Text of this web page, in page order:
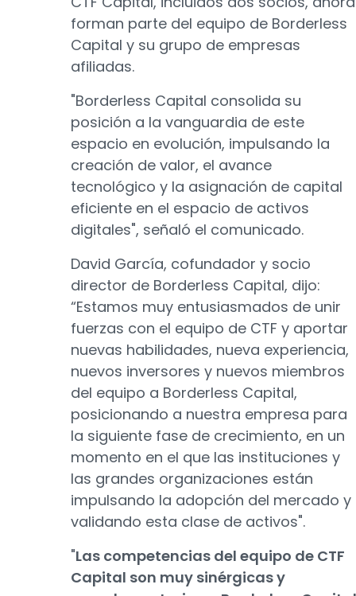
forman parte del equipo de Borderless
Capital y su grupo de empresas
afiliadas.
"Borderless Capital consolida su
posición a la vanguardia de este
espacio en evolución, impulsando la
creación de valor, el avance
tecnológico y la asignación de capital
eficiente en el espacio de activos
digitales", señaló el comunicado.
David García, cofundador y socio
director de Borderless Capital, dijo:
“Estamos muy entusiasmados de unir
fuerzas con el equipo de CTF y aportar
nuevas habilidades, nueva experiencia,
nuevos inversores y nuevos miembros
del equipo a Borderless Capital,
posicionando a nuestra empresa para
la siguiente fase de crecimiento, en un
momento en el que las instituciones y
las grandes organizaciones están
impulsando la adopción del mercado y
validando esta clase de activos".
"Las competencias del equipo de CTF
Capital son muy sinérgicas y